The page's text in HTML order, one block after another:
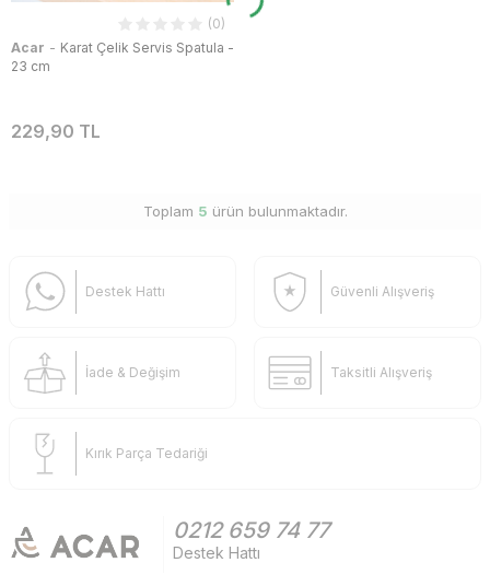
(0)
Acar - Karat Çelik Servis Spatula -
23 cm
229,90 TL
Toplam 5 ürün bulunmaktadır.
Destek Hattı Güvenli Alışveriş
İade & Değişim Taksitli Alışveriş
Kırık Parça Tedariği
0212 659 74 77
Destek Hattı